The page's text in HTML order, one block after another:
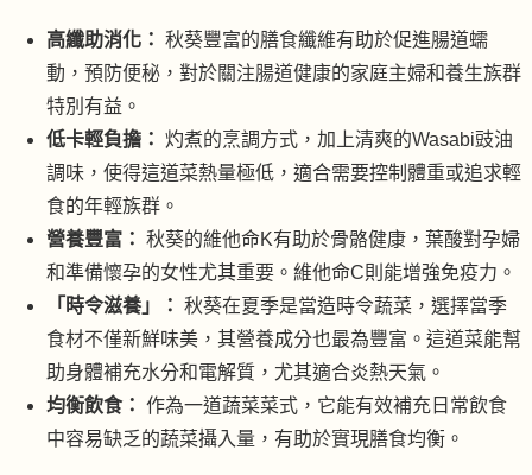
高纖助消化： 秋葵豐富的膳食纖維有助於促進腸道蠕
動，預防便秘，對於關注腸道健康的家庭主婦和養生族群
特別有益。
低卡輕負擔： 灼煮的烹調方式，加上清爽的Wasabi豉油
調味，使得這道菜熱量極低，適合需要控制體重或追求輕
食的年輕族群。
營養豐富： 秋葵的維他命K有助於骨骼健康，葉酸對孕婦
和準備懷孕的女性尤其重要。維他命C則能增強免疫力。
「時令滋養」： 秋葵在夏季是當造時令蔬菜，選擇當季
食材不僅新鮮味美，其營養成分也最為豐富。這道菜能幫
助身體補充水分和電解質，尤其適合炎熱天氣。
均衡飲食： 作為一道蔬菜菜式，它能有效補充日常飲食
中容易缺乏的蔬菜攝入量，有助於實現膳食均衡。